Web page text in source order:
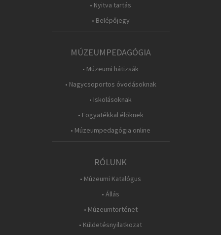
• Nyitva tartás
• Belépőjegy
MÚZEUMPEDAGÓGIA
• Múzeumi hátizsák
• Nagycsoportos óvodásoknak
• Iskolásoknak
• Fogyatékkal élőknek
• Múzeumpedagógia online
RÓLUNK
• Múzeumi Katalógus
• Állás
• Múzeumtörténet
• Küldetésnyilatkozat